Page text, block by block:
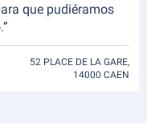
que pudiéramos
52 PLACE DE LA GARE,
14000 CAEN